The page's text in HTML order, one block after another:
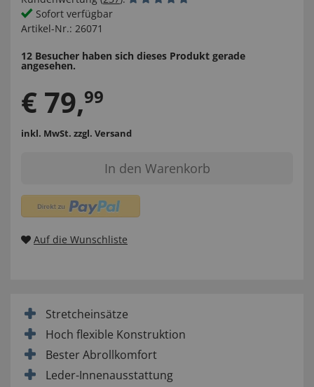
Sofort verfügbar
Artikel-Nr.: 26071
12 Besucher haben sich dieses Produkt gerade
angesehen.
€ 79,99
inkl. MwSt. zzgl. Versand
In den Warenkorb
Auf die Wunschliste
Stretcheinsätze
Hoch flexible Konstruktion
Bester Abrollkomfort
Leder-Innenausstattung